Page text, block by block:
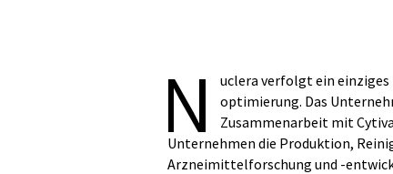
N
uclera verfolgt ein
optimierung. Das
Zusammenarbeit mit
Unternehmen die Produktion,
Arzneimittelforschung und -